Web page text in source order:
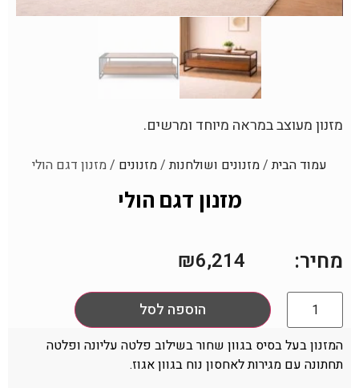
מזנון מעוצב במראה מיוחד ומרשים.
עמוד הבית/מזנונים ושולחנות/מזנונים / מזנון דגם הולי
מזנון דגם הולי
מחיר: ₪6,214
הוספה לסל
המזנון בעל בסיס בגוון שחור בשילוב פלטה עליונה ופלטה
תחתונה עם מגירות לאחסון נוח בגוון אגוז.